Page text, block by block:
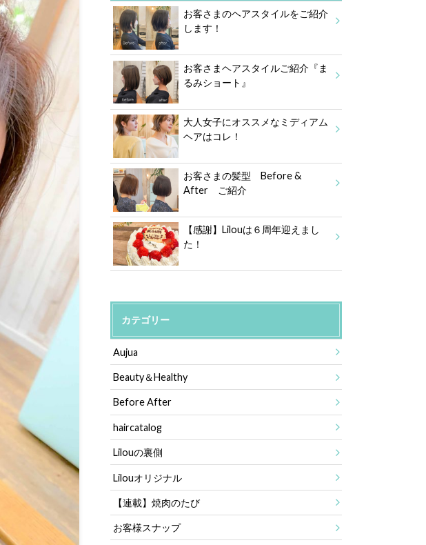
お客さまのヘアスタイルをご紹介
します！
お客さまヘアスタイルご紹介『ま
るみショート』
大人女子にオススメなミディアム
ヘアはコレ！
お客さまの髪型 Before &
After ご紹介
【感謝】Lilouは６周年迎えまし
た！
カテゴリー
Aujua
Beauty＆Healthy
Before After
haircatalog
Lilouの裏側
Lilouオリジナル
【連載】焼肉のたび
お客様スナップ